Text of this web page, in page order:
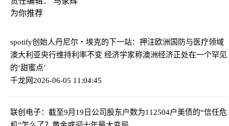
为你推荐
spotify创始人丹尼尔・埃克的下一站：押注欧洲国防与医疗领域
澳大利亚央行维持利率不变 经济学家称澳洲经济正处在一个罕见
的‘甜蜜点’
千龙网2026-06-05 11:04:45
联创电子：截至9月19日公司股东户数为112504户美债的“信任危